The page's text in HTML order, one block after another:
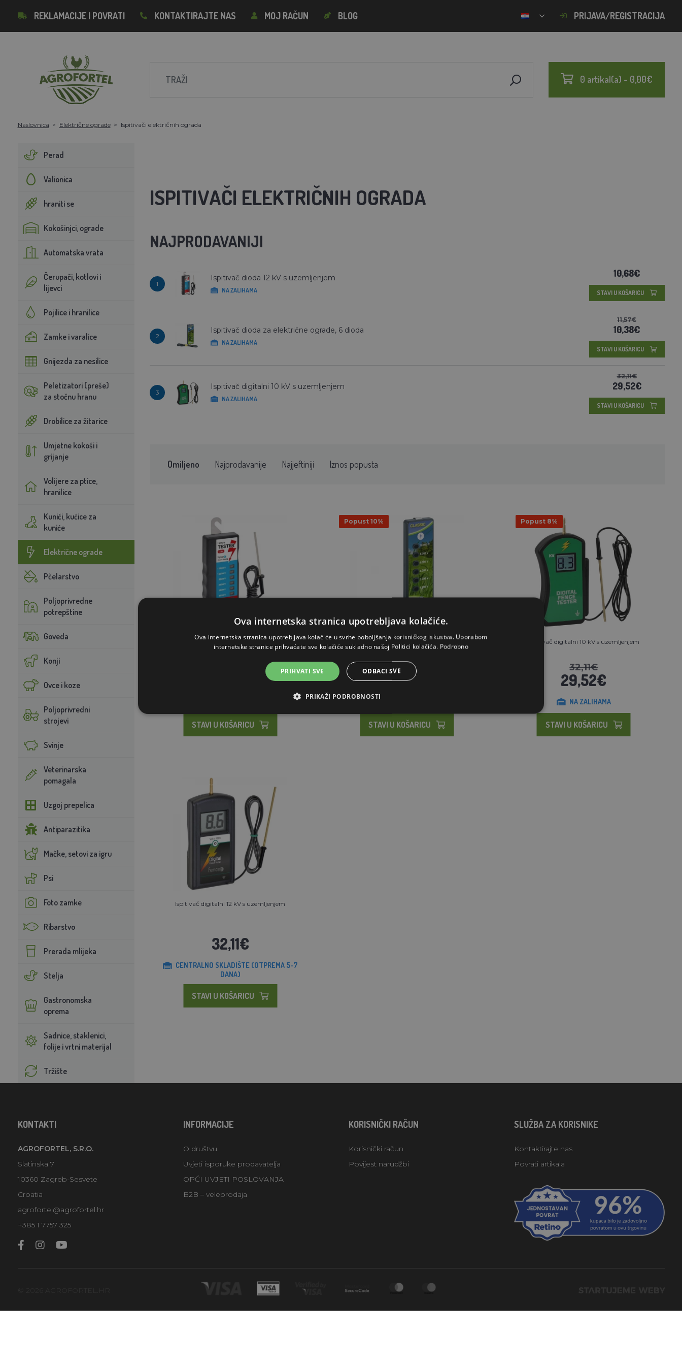
REKLAMACIJE I POVRATI KONTAKTIRAJTE NAS MOJ RAČUN BLOG PRIJAVA/REGISTRACIJA
0 artikal(a) - 0,00€
Naslovnica Električne ograde Ispitivači električnih ograda
Perad
Valionica
hraniti se
Kokošinjci, ograde
Automatska vrata
Čerupači, kotlovi i
lijevci
Pojilice i hranilice
Zamke i varalice
Gnijezda za nesilice
Peletizatori (preše)
za stočnu hranu
Drobilice za žitarice
Umjetne kokoši i
grijanje
Volijere za ptice,
hranilice
Kunići, kućice za
kuniće
Električne ograde
Pčelarstvo
Poljoprivredne
potrepštine
Goveda
Konji
Ovce i koze
Poljoprivredni
strojevi
Svinje
Veterinarska
pomagala
Uzgoj prepelica
Antiparazitika
Mačke, setovi za igru
Psi
Foto zamke
Ribarstvo
Prerada mlijeka
Stelja
Gastronomska
oprema
Sadnice, staklenici,
folije i vrtni materijal
Tržište
ISPITIVAČI ELEKTRIČNIH OGRADA
NAJPRODAVANIJI
1
Ispitivač dioda 12 kV s uzemljenjem
NA ZALIHAMA
10,68€
STAVI U KOŠARICU
2
Ispitivač dioda za električne ograde, 6 dioda
NA ZALIHAMA
11,57€
10,38€
STAVI U KOŠARICU
3
Ispitivač digitalni 10 kV s uzemljenjem
NA ZALIHAMA
32,11€
29,52€
STAVI U KOŠARICU
Omiljeno Najprodavanije Najjeftiniji Iznos popusta
Ispitivač dioda 12 kV s uzemljenjem
STAVI U KOŠARICU
Popust 10%
Ispitivač dioda za električne ograde, 6 dioda
11,57€
10,38€
STAVI U KOŠARICU
Popust 8%
Ispitivač digitalni 10 kV s uzemljenjem
32,11€
29,52€
NA ZALIHAMA
STAVI U KOŠARICU
Ispitivač digitalni 12 kV s uzemljenjem
32,11€
CENTRALNO SKLADIŠTE (OTPREMA 5-7
DANA)
STAVI U KOŠARICU
KONTAKTI
AGROFORTEL, S.R.O.
Slatinska 7
10360 Zagreb-Sesvete
Croatia
agrofortel@agrofortel.hr
+385 1 7757 325
INFORMACIJE
O društvu
Uvjeti isporuke prodavatelja
OPĆI UVJETI POSLOVANJA
B2B – veleprodaja
KORISNIČKI RAČUN
Korisnički račun
Povijest narudžbi
SLUŽBA ZA KORISNIKE
Kontaktirajte nas
Povrati artikala
Ova internetska stranica upotrebljava kolačiće.
Ova internetska stranica upotrebljava kolačiće u svrhe poboljšanja korisničkog iskustva. Uporabom
internetske stranice prihvaćate sve kolačiće sukladno našoj Politici kolačića. Podrobno
PRIHVATI SVE ODBACI SVE
PRIKAŽI PODROBNOSTI